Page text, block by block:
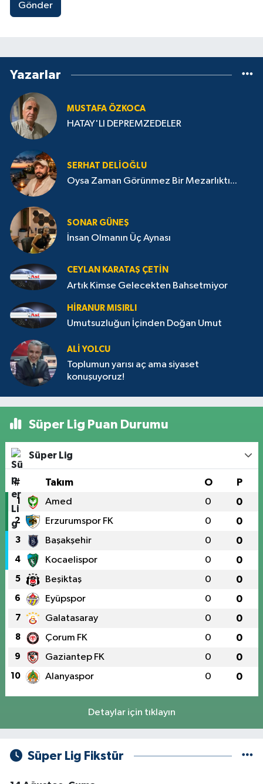
Gönder
Yazarlar
MUSTAFA ÖZKOCA
HATAY'LI DEPREMZEDELER
SERHAT DELIOĞLU
Oysa Zaman Görünmez Bir Mezarlıktı...
SONAR GÜNEŞ
İnsan Olmanın Üç Aynası
CEYLAN KARATAŞ ÇETIN
Artık Kimse Gelecekten Bahsetmiyor
HIRANUR MISIRLI
Umutsuzluğun İçinden Doğan Umut
ALI YOLCU
Toplumun yarısı aç ama siyaset
konuşuyoruz!
Süper Lig Puan Durumu
Süper Lig
# Takım O P
1 Amed 0 0
2 Erzurumspor FK 0 0
3 Başakşehir 0 0
4 Kocaelispor 0 0
5 Beşiktaş 0 0
6 Eyüpspor 0 0
7 Galatasaray 0 0
8 Çorum FK 0 0
9 Gaziantep FK 0 0
10 Alanyaspor 0 0
Detaylar için tıklayın
Süper Lig Fikstür